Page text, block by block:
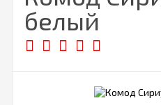
белый